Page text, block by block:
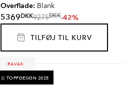
Overflade: Blank
5369DKK9275DKK-42%
TILFØJ TIL KURV
RAVAK
🥇 TOPPDESIGN 2025